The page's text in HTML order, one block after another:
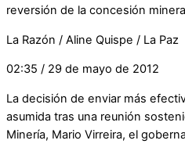
reversión de la concesión
La Razón / Aline Quispe / La Paz
02:35 / 29 de mayo de 2012
La decisión de enviar más
asumida tras una reunión
Minería, Mario Virreira, el